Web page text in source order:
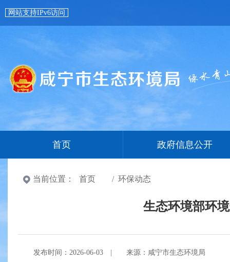
网站支持IPv6访问
首页 政府信息公开
当前位置： 首页 环保动态
生态环境部环
发布时间：2026-06-03 来源：咸宁市生态环境局